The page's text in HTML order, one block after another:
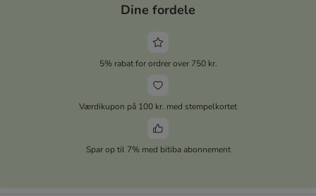
Dine fordele
5% rabat for ordrer over 750 kr.
Værdikupon på 100 kr. med stempelkortet
Spar op til 7% med bitiba abonnement